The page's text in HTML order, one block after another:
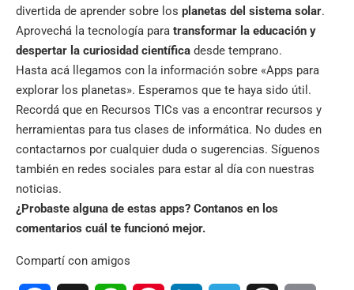
divertida de aprender sobre los planetas del sistema solar.
Aprovechá la tecnología para transformar la educación y
despertar la curiosidad científica desde temprano.
Hasta acá llegamos con la información sobre «Apps para
explorar los planetas». Esperamos que te haya sido útil.
Recordá que en Recursos TICs vas a encontrar recursos y
herramientas para tus clases de informática. No dudes en
contactarnos por cualquier duda o sugerencias. Síguenos
también en redes sociales para estar al día con nuestras
noticias.
¿Probaste alguna de estas apps? Contanos en los
comentarios cuál te funcionó mejor.
Compartí con amigos